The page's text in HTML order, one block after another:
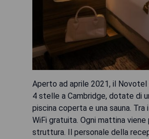
Aperto ad aprile 2021, il
4 stelle a Cambridge, dotate di
piscina coperta e una sauna.
WiFi gratuita. Ogni mattina
struttura. Il personale della